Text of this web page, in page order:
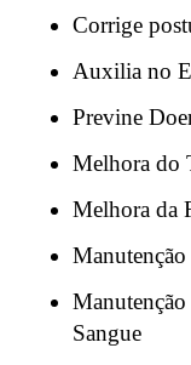
Corrige
Auxilia no
Previne
Melhora do
Melhora da
Manutenção
Sangue